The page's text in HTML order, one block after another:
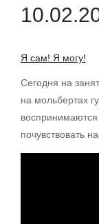
Я сам! Я могу!
Сегодня на
на мольбертах
почувствовать